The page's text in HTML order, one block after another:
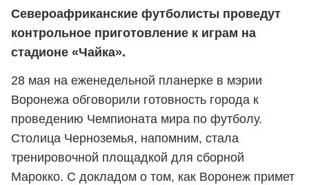
Североафриканские футболисты проведут
контрольное приготовление к играм на
стадионе «Чайка».
28 мая на еженедельной планерке в мэрии
Воронежа обговорили готовность города к
проведению Чемпионата мира по футболу.
Столица Черноземья, напомним, стала
тренировочной площадкой для сборной
Марокко. С докладом о том, как Воронеж примет